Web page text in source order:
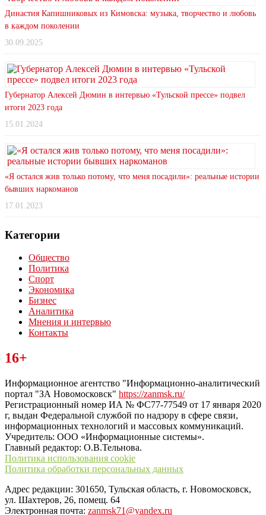
Династия Капишниковых из Кимовска: музыка, творчество и любовь
в каждом поколении
30.09.2025
Губернатор Алексей Дюмин в интервью «Тульской прессе» подвел
итоги 2023 года
15.01.2024
«Я остался жив только потому, что меня посадили»: реальные истории
бывших наркоманов
17.01.2023
Категории
Общество
Политика
Спорт
Экономика
Бизнес
Аналитика
Мнения и интервью
Контакты
Читайте последние новости дня в Тульской области на сайте
“ЗаНовомосковск”
16+
Информационное агентство "Информационно-аналитический
портал "ЗА Новомосковск" https://zanmsk.ru/
Регистрационный номер ИА № ФС77-77549 от 17 января 2020
г, выдан Федеральной службой по надзору в сфере связи,
информационных технологий и массовых коммуникаций.
Учредитель: ООО «Информационные системы».
Главный редактор: О.В.Тельнова.
Политика использования cookie
Политика обработки персональных данных
Адрес редакции: 301650, Тульская область, г. Новомосковск,
ул. Шахтеров, 26, помещ. 64
Электронная почта: zanmsk71@yandex.ru